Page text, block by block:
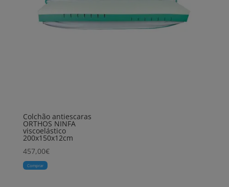
Colchão antiescaras
ORTHOS NINFA
viscoelástico
200x150x12cm
457,00€
Comprar